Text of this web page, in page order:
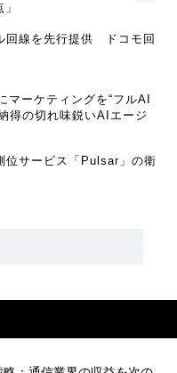
回線を先行提供 ドコモ回
マーケティングを“フルAI
得の切れ味鋭いAIエージ
位サービス「Pulsar」の衛